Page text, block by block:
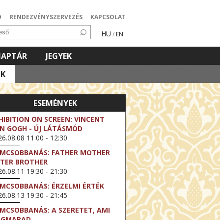
RENDEZVÉNYSZERVEZÉS KAPCSOLAT
HU / EN
JEGYEK
ESEMÉNYEK
ON SCREEN: VINCENT
GOGH - ÚJ LÁTÁSMÓD
11:00 - 12:30
FATHER MOTHER
BROTHER
19:30 - 21:30
ÉRZELMI ÉRTÉK
19:30 - 21:45
A SZERETET, AMI